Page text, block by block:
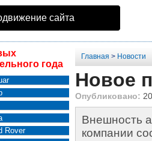
сайта
года
Rover
Главная > Новости
Новое
Опубликовано:
Внешность
компании